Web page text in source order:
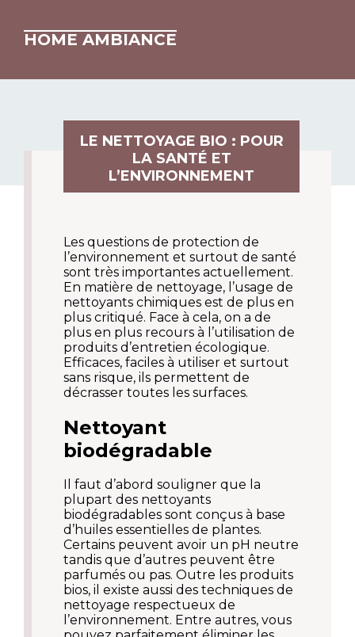
HOME AMBIANCE
LE NETTOYAGE BIO : POUR
LA SANTÉ ET
L’ENVIRONNEMENT
Les questions de protection de
l’environnement et surtout de santé
sont très importantes actuellement.
En matière de nettoyage, l’usage de
nettoyants chimiques est de plus en
plus critiqué. Face à cela, on a de
plus en plus recours à l’utilisation de
produits d’entretien écologique.
Efficaces, faciles à utiliser et surtout
sans risque, ils permettent de
décrasser toutes les surfaces.
Nettoyant
biodégradable
Il faut d’abord souligner que la
plupart des nettoyants
biodégradables sont conçus à base
d’huiles essentielles de plantes.
Certains peuvent avoir un pH neutre
tandis que d’autres peuvent être
parfumés ou pas. Outre les produits
bios, il existe aussi des techniques de
nettoyage respectueux de
l’environnement. Entre autres, vous